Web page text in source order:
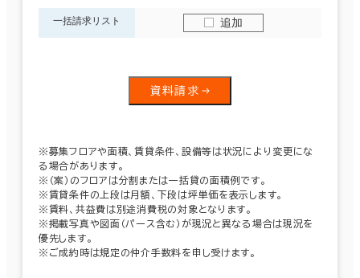
一括請求リスト 追加
資料請求
※募集フロアや面積、賃貸条件、設備等は状況により変更にな
る場合があります。
※（案）のフロアは分割または一括貸の面積例です。
※賃貸条件の上段は月額、下段は坪単価を表示します。
※賃料、共益費は別途消費税の対象となります。
※掲載写真や図面（パース含む）が現況と異なる場合は現況を
優先します。
※ご成約時は規定の仲介手数料を申し受けます。